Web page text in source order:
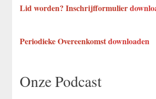
Lid worden? Inschrijfformulier
Periodieke Overeenkomstdownloaden
Onze Podcast